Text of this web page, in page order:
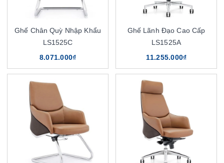
Ghế Chân Quỳ Nhập Khẩu
LS1525C
8.071.000₫
Ghế Lãnh Đạo Cao Cấp
LS1525A
11.255.000₫